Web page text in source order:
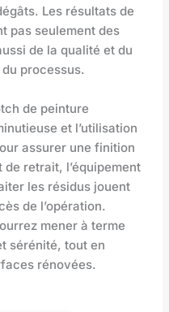
Les résultats de
pas seulement des
de la qualité et du
processus.
de peinture
et l’utilisation
assurer une finition
retrait, l’équipement
les résidus jouent
de l’opération.
mener à terme
sérénité, tout en
rénovées.